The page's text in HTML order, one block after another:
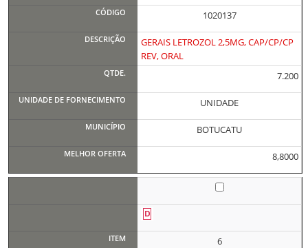
1020137
GERAIS LETROZOL 2,5MG, CAP/CP/CP
REV, ORAL
7.200
UNIDADE
BOTUCATU
8,8000
6